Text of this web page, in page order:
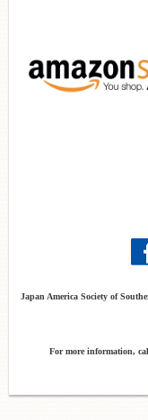
Japan America Society of
For more information,